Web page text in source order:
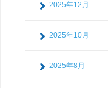
2025年12月
2025年10月
2025年8月